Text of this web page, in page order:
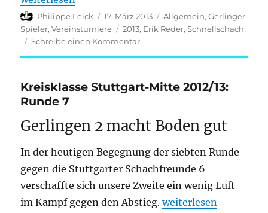
Autor
Philippe Leick
Veröffentlicht
am
17. März 2013 Kategorien
Allgemein,Gerlinger
Spieler,Vereinsturniere Schlagwörter
2013, Erik Reder,Schnellschach
Schreibe einen Kommentarzu
Schnellturnier:
vom
Kreisklasse Stuttgart-Mitte 2012/13:
Runde 7
Gerlingen 2 macht Boden gut
In der heutigen Begegnung der siebten Runde
gegen die Stuttgarter Schachfreunde 6
verschaffte sich unsere Zweite ein wenig Luft
im Kampf gegen den Abstieg.„Kreisklasse
weiterlesen